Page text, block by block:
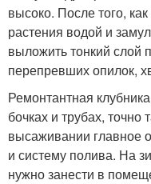
высоко. После того,
растения водой и
выложить тонкий слой
перепревших опилок,
Ремонтантная
бочках и трубах,
высаживании главное
и систему полива. На
нужно занести в